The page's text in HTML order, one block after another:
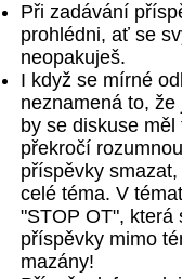
Při zadávání
prohlédni, ať se
neopakuješ.
I když se mírné
neznamená to,
by se diskuse
překročí
příspěvky
celé téma. V
"STOP OT", která
příspěvky mimo
mazány!